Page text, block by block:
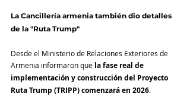
La Cancillería armenia también dio detalles
de la "Ruta Trump"
Desde el Ministerio de Relaciones Exteriores de
Armenia informaron que la fase real de
implementación y construcción del Proyecto
Ruta Trump (TRIPP) comenzará en 2026.